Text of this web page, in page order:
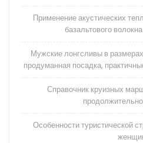
Применение акустических
базальтового
Мужские лонгсливы в
продуманная посадка,
Справочник круизных
Особенности туристической